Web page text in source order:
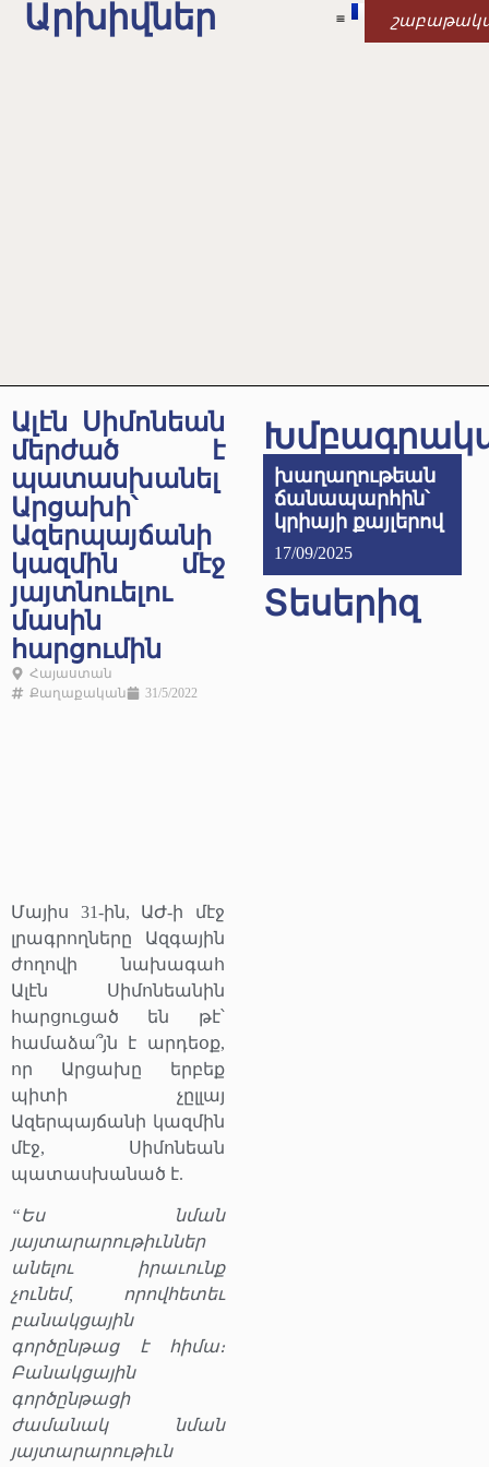
Արխիվներ
Ալէն Սիմոնեան
մերժած է
պատասխանել
Արցախի՝
Ազերպայճանի
կազմին մէջ
յայտնուելու
մասին
հարցումին
Հայաստան
Քաղաքական
31/5/2022
Մայիս 31-ին, ԱԺ-ի մէջ
լրագրողները Ազգային
ժողովի նախագահ
Ալէն Սիմոնեանին
հարցուցած են թէ՝
համաձա՞յն է արդեօք,
որ Արցախը երբեք
պիտի չըլլայ
Ազերպայճանի կազմին
մէջ, Սիմոնեան
պատասխանած է.
“Ես նման
յայտարարութիւններ
անելու իրաւունք
չունեմ, որովհետեւ
բանակցային
գործընթաց է հիմա։
Բանակցային
գործընթացի
ժամանակ նման
յայտարարութիւն
խաղաղութեան
ճանապարհին՝
կրիայի քայլերով
17/09/2025
Տեսերիզ